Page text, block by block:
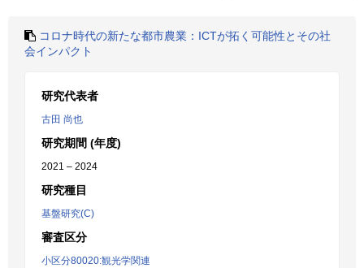
コロナ時代の新たな都市農業：ICTが拓く可能性とその社
会インパクト
研究代表者
古田 尚也
研究期間 (年度)
2021 – 2024
研究種目
基盤研究(C)
審査区分
小区分80020:観光学関連